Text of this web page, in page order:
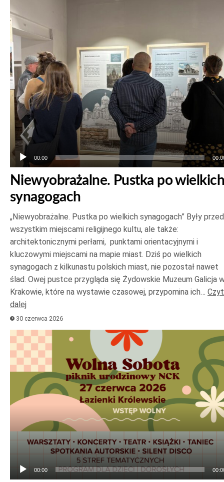
plików
dźwiękowych
00:00
Niewyobrażalne. Pustka po wielkich
synagogach
„Niewyobrażalne. Pustka po wielkich synagogach” Były
wszystkim miejscami religijnego kultu, ale także:
architektonicznymi perłami, punktami orientacyjnymi i
kluczowymi miejscami na mapie miast. Dziś po wielkich
synagogach z kilkunastu polskich miast, nie pozostał nawet
ślad. Owej pustce przygląda się Żydowskie Muzeum Galicja
Krakowie, które na wystawie czasowej, przypomina ich…
dalej
30 czerwca 2026
Odtwarzacz
plików
dźwiękowych
00:00